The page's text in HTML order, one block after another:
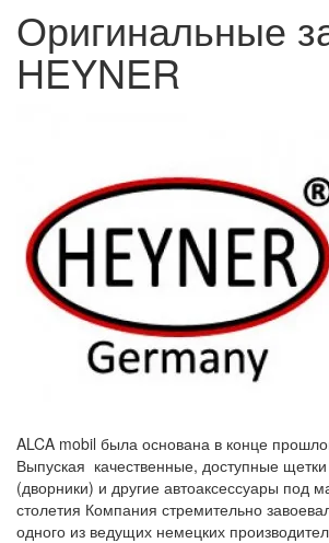
Оригинальные
HEYNER
ALCA mobil была основана в конце
Выпуская качественные, доступные щетки
(дворники) и другие автоаксессуары под
столетия Компания стремительно
одного из ведущих немецких